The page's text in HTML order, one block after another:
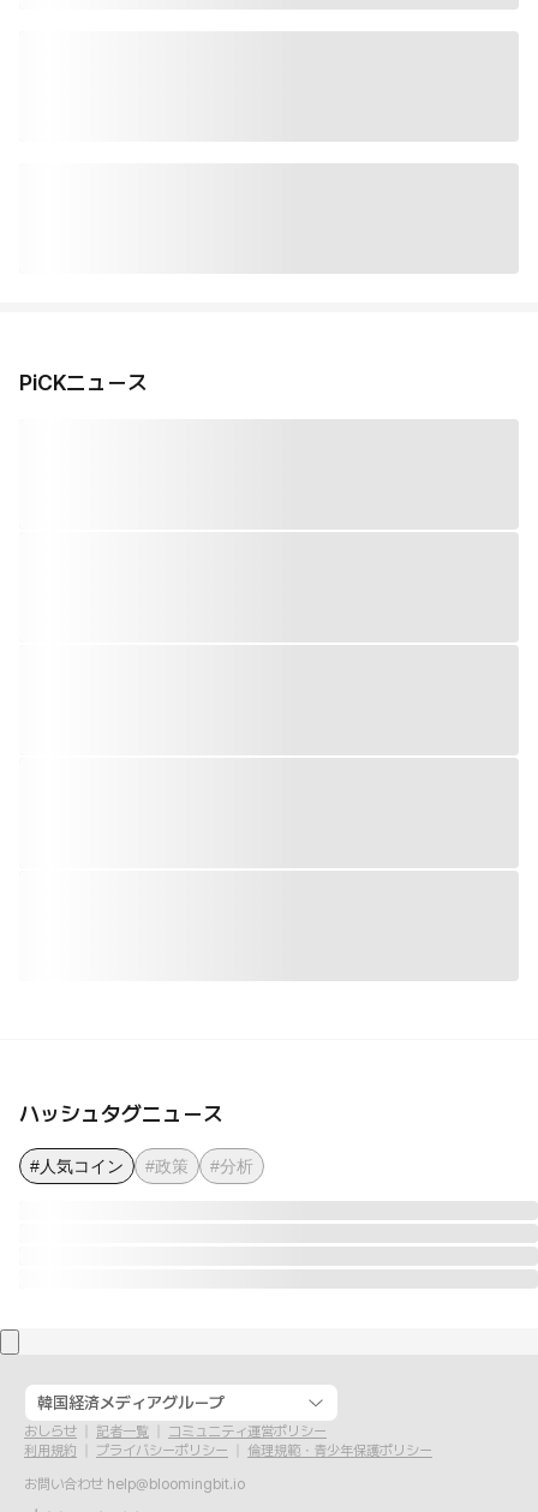
PiCKニュース
ハッシュタグニュース
#人気コイン #政策 #分析
韓国経済メディアグループ
おしらせ 記者一覧
コミュニティ運営ポリシー
利用規約
プライバシーポリシー
倫理規範・青少年保護ポリシー
お問い合わせ help@bloomingbit.io